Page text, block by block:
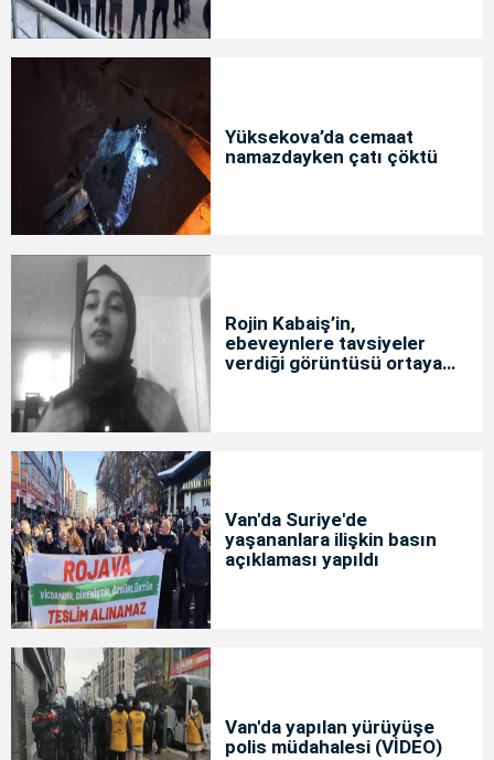
Yüksekova’da cemaat
namazdayken çatı çöktü
Rojin Kabaiş’in,
ebeveynlere tavsiyeler
verdiği görüntüsü ortaya
Van'da Suriye'de
yaşananlara ilişkin basın
açıklaması yapıldı
Van'da yapılan yürüyüşe
polis müdahalesi (VİDEO)